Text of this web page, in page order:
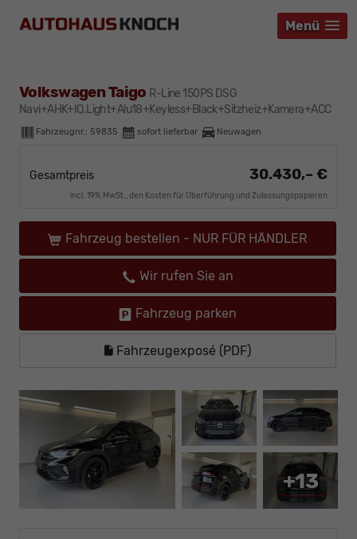
Menü
Menü
Menü
Volkswagen Taigo R-Line 150PS DSG
Navi+AHK+IQ.Light+Alu18+Keyless+Black+Sitzheiz+Kamera+ACC
Fahrzeugnr.: 59835 sofort lieferbar Neuwagen
Gesamtpreis 30.430,– €
incl. 19% MwSt., den Kosten für Überführung und Zulassungspapieren
Fahrzeug bestellen - NUR FÜR HÄNDLER
Wir rufen Sie an
Fahrzeug parken
Fahrzeugexposé (PDF)
+13